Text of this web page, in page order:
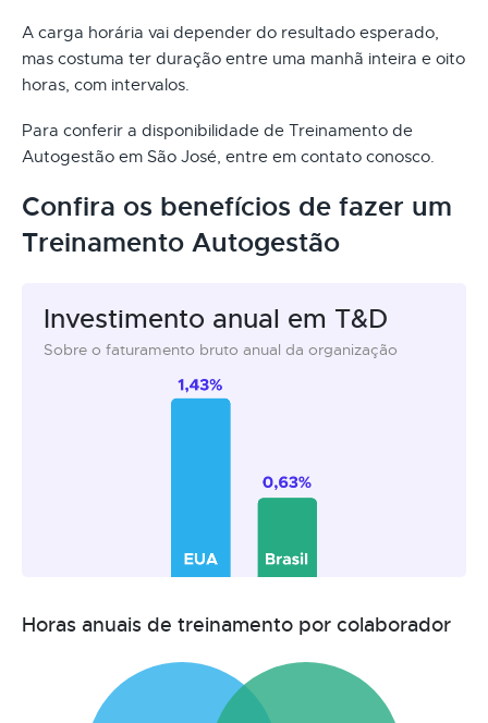
A carga horária vai depender do resultado esperado,
mas costuma ter duração entre uma manhã inteira e oito
horas, com intervalos.
Para conferir a disponibilidade de Treinamento de
Autogestão em São José, entre em contato conosco.
Confira os benefícios de fazer um
Treinamento Autogestão
Investimento anual em T&D
Sobre o faturamento bruto anual da organização
Horas anuais de treinamento por colaborador